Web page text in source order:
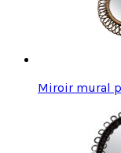
Miroir mural